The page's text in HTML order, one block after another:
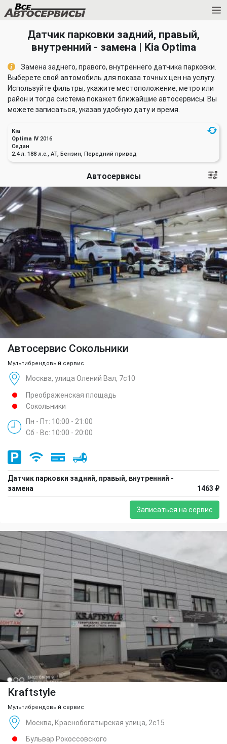
Датчик парковки задний, правый,
внутренний - замена | Kia Optima
Замена заднего, правого, внутреннего датчика парковки.
Выберете свой автомобиль для показа точных цен на услугу.
Используйте фильтры, укажите местоположение, метро или
район и тогда система покажет ближайшие автосервисы. Вы
можете записаться, указав удобную дату и время.
Kia
Optima IV 2016
Седан
2.4 л. 188 л.с., AT, Бензин, Передний привод
Автосервисы
Автосервис Сокольники
Мультибрендовый сервис
Москва, улица Олений Вал, 7с10
Преображенская площадь
Сокольники
Пн - Пт: 10:00 - 21:00
Сб - Вс: 10:00 - 20:00
Датчик парковки задний, правый, внутренний -
замена
1463 ₽
Записаться на сервис
Kraftstyle
Мультибрендовый сервис
Москва, Краснобогатырская улица, 2с15
Бульвар Рокоссовского